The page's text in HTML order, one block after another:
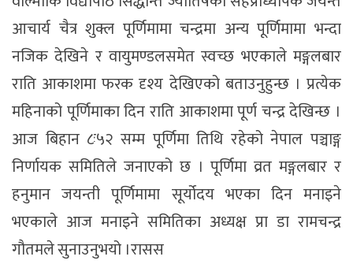
आचार्य चैत्र शुक्ल पूर्णिमामा चन्द्रमा अन्य पूर्णिमामा भन्दा
नजिक देखिने र वायुमण्डलसमेत स्वच्छ भएकाले मङ्गलबार
राति आकाशमा फरक दृश्य देखिएको बताउनुहुन्छ । प्रत्येक
महिनाको पूर्णिमाका दिन राति आकाशमा पूर्ण चन्द्र देखिन्छ ।
आज बिहान ८ः५२ सम्म पूर्णिमा तिथि रहेको नेपाल पञ्चाङ्ग
निर्णायक समितिले जनाएको छ । पूर्णिमा व्रत मङ्गलबार र
हनुमान जयन्ती पूर्णिमामा सूर्योदय भएका दिन मनाइने
भएकाले आज मनाइने समितिका अध्यक्ष प्रा डा रामचन्द्र
गौतमले सुनाउनुभयो ।रासस